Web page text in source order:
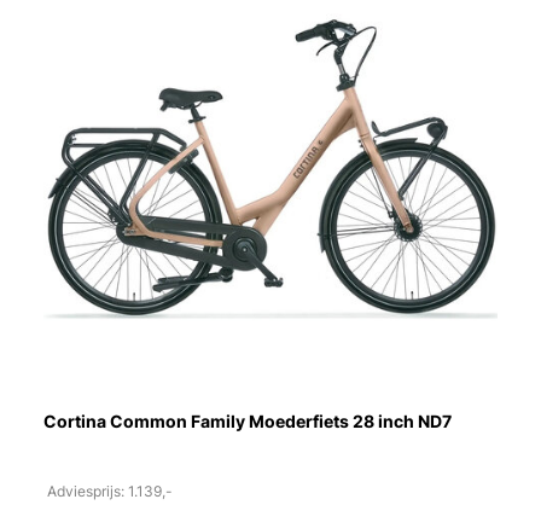
Cortina Common Family Moederfiets 28 inch ND7
Adviesprijs: 1.139,-